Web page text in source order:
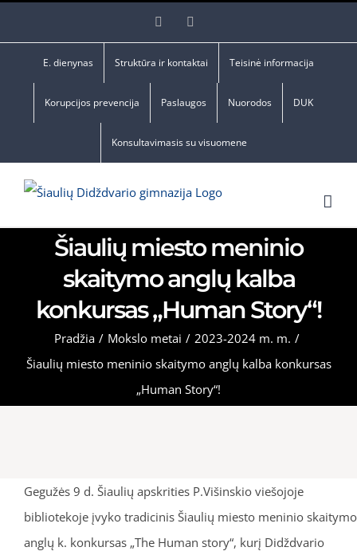
Facebook
E. dienynas Struktūra ir kontaktai Teisinė informacija
Korupcijos prevencija Paslaugos Nuorodos DUK
Konsultavimasis su visuomene
Šiaulių miesto meninio
skaitymo anglų kalba
konkursas „Human Story“!
Pradžia / Mokslo metai / 2023-2024 m. m. /
Šiaulių miesto meninio skaitymo anglų kalba konkursas
„Human Story“!
Gegužės 9 d. Šiaulių apskrities P.Višinskio viešojoje
bibliotekoje įvyko tradicinis Šiaulių miesto meninio skaitymo
anglų k. konkursas „The Human story“, kurį Didždvario